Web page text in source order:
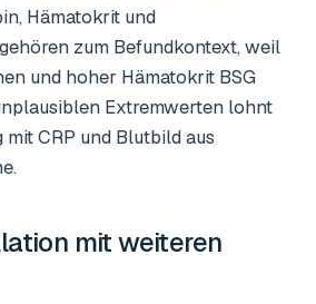
Hämatokrit und
zum Befundkontext, weil
und hoher Hämatokrit BSG
Extremwerten lohnt
CRP und Blutbild aus
mit weiteren